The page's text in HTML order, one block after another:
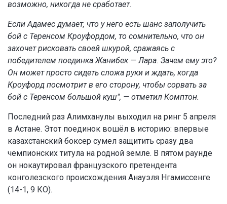
возможно, никогда не сработает.
Если Адамес думает, что у него есть шанс заполучить
бой с Теренсом Кроуфордом, то сомнительно, что он
захочет рисковать своей шкурой, сражаясь с
победителем поединка Жанибек — Лара. Зачем ему это?
Он может просто сидеть сложа руки и ждать, когда
Кроуфорд посмотрит в его сторону, чтобы сорвать за
бой с Теренсом большой куш", — отметил Комптон.
Последний раз Алимханулы выходил на ринг 5 апреля
в Астане. Этот поединок вошёл в историю: впервые
казахстанский боксер сумел защитить сразу два
чемпионских титула на родной земле. В пятом раунде
он нокаутировал французского претендента
конголезского происхождения Анауэля Нгамиссенге
(14-1, 9 КО).